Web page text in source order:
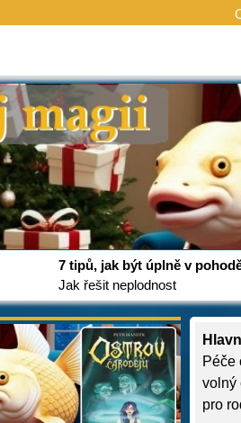
7 tipů, jak být úplně v
Jak řešit neplodnost
Péče
volný
pro